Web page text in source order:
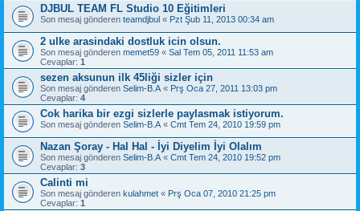
DJBUL TEAM FL Studio 10 Eğitimleri
Son mesaj gönderen teamdjbul « Pzt Şub 11, 2013 00:34 am
2 ulke arasindaki dostluk icin olsun.
Son mesaj gönderen memet59 « Sal Tem 05, 2011 11:53 am
Cevaplar: 1
sezen aksunun ilk 45liği sizler için
Son mesaj gönderen Selim-B.A « Prş Oca 27, 2011 13:03 pm
Cevaplar: 4
Cok harika bir ezgi sizlerle paylasmak istiyorum.
Son mesaj gönderen Selim-B.A « Cmt Tem 24, 2010 19:59 pm
Nazan Şoray - Hal Hal - İyi Diyelim İyi Olalım
Son mesaj gönderen Selim-B.A « Cmt Tem 24, 2010 19:52 pm
Cevaplar: 3
Calinti mi
Son mesaj gönderen kulahmet « Prş Oca 07, 2010 21:25 pm
Cevaplar: 1